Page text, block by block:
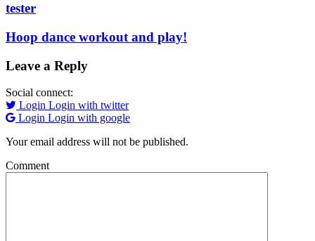
tester
Hoop dance workout and play!
Leave a Reply
Social connect:
Login Login with twitter
Login Login with google
Your email address will not be published.
Comment